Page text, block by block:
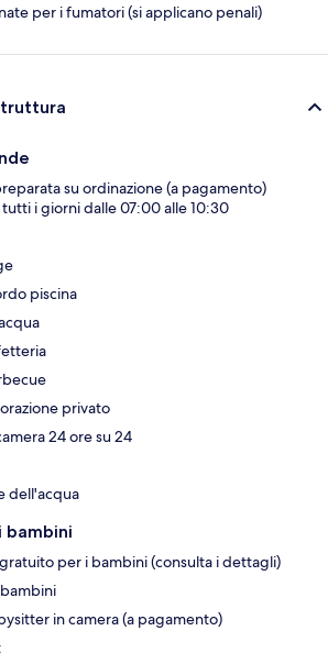
per i fumatori (si applicano penali)
su ordinazione (a pagamento)
i giorni dalle 07:00 alle 10:30
piscina
privato
24 ore su 24
dell'acqua
bambini
per i bambini (consulta i dettagli)
in camera (a pagamento)